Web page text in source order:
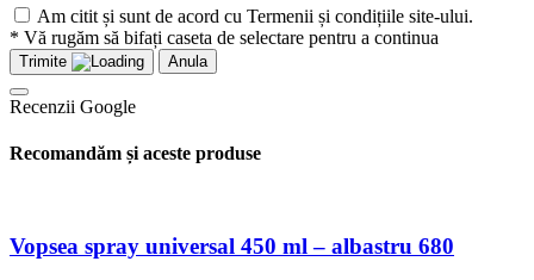
Am citit și sunt de acord cu Termenii și condițiile site-ului.
* Vă rugăm să bifați caseta de selectare pentru a continua
Trimite Anula
Recenzii Google
Recomandăm și aceste produse
Vopsea spray universal 450 ml – albastru 680